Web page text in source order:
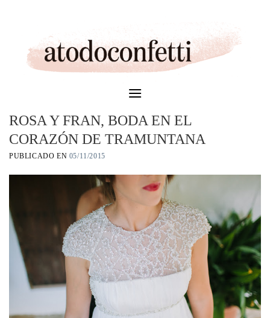
ROSA Y FRAN, BODA EN EL
CORAZÓN DE TRAMUNTANA
PUBLICADO EN 05/11/2015